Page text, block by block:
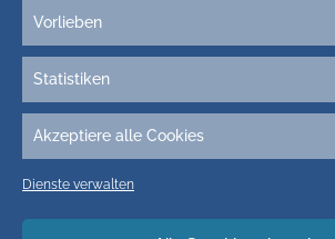
Vorlieben
Statistiken
Akzeptiere alle Cookies
Dienste verwalten
aktienhandel aldi sylt aldi tinnum neueröffnung
altersvorsorge
Arbeiten Sylt Argentinien Art Store Kampen
Autozug Fotos